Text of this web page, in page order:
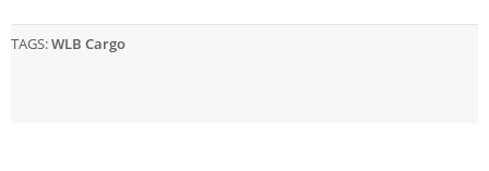
TAGS:WLB Cargo